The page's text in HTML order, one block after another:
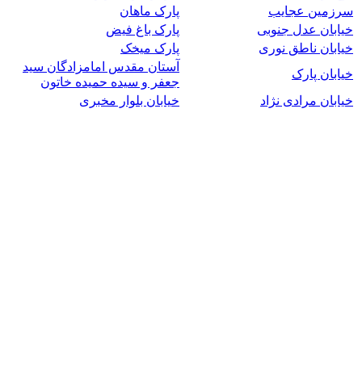
سرزمین عجایب
پارک ماهان
خیابان عدل جنوبی
پارک باغ فیض
خیابان ناطق نوری
پارک میخک
خیابان پارک
آستان مقدس امامزادگان سید
جعفر و سیده حمیده خاتون
خیابان مرادی نژاد
خیابان بلوار مخبری